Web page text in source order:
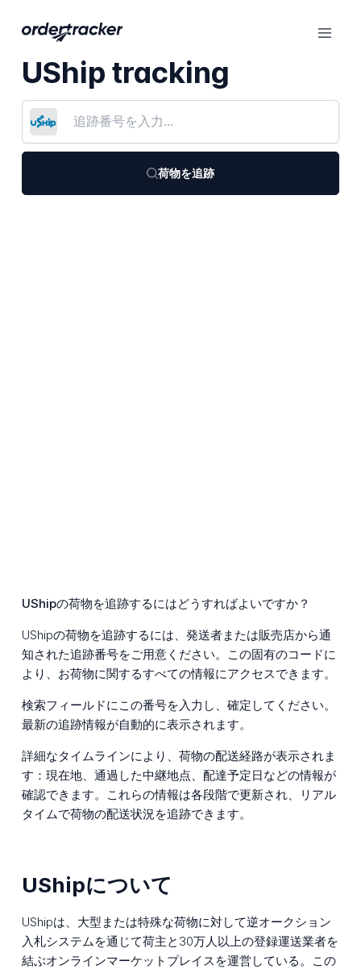
UShip tracking
荷物を追跡
UShipの荷物を追跡するにはどうすればよいですか？
UShipの荷物を追跡するには、発送者または販売店から通
知された追跡番号をご用意ください。この固有のコードに
より、お荷物に関するすべての情報にアクセスできます。
検索フィールドにこの番号を入力し、確定してください。
最新の追跡情報が自動的に表示されます。
詳細なタイムラインにより、荷物の配送経路が表示されま
す：現在地、通過した中継地点、配達予定日などの情報が
確認できます。これらの情報は各段階で更新され、リアル
タイムで荷物の配送状況を追跡できます。
UShipについて
UShipは、大型または特殊な荷物に対して逆オークション
入札システムを通じて荷主と30万人以上の登録運送業者を
結ぶオンラインマーケットプレイスを運営している。この